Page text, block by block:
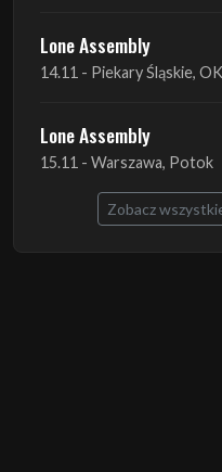
Lone Assembly
14.11 - Piekary Śląskie,
Lone Assembly
15.11 - Warszawa, Potok
Zobacz